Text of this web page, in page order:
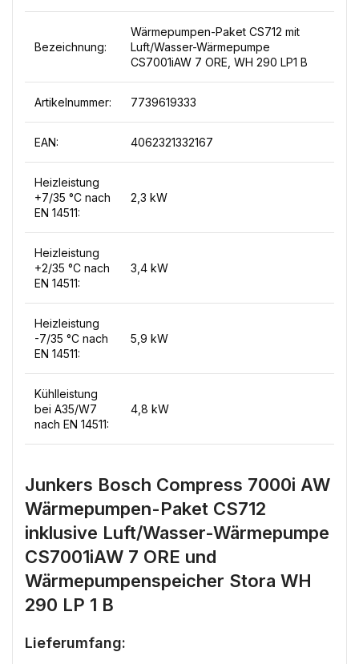
Bezeichnung:
Wärmepumpen-Paket CS712 mit
Luft/Wasser-Wärmepumpe
CS7001iAW 7 ORE, WH 290 LP1 B
Artikelnummer: 7739619333
EAN: 4062321332167
Heizleistung
+7/35 °C nach
EN 14511:
2,3 kW
Heizleistung
+2/35 °C nach
EN 14511:
3,4 kW
Heizleistung
-7/35 °C nach
EN 14511:
5,9 kW
Kühlleistung
bei A35/W7
nach EN 14511:
4,8 kW
Junkers Bosch Compress 7000i AW
Wärmepumpen-Paket CS712
inklusive Luft/Wasser-Wärmepumpe
CS7001iAW 7 ORE und
Wärmepumpenspeicher Stora WH
290 LP 1 B
Lieferumfang: